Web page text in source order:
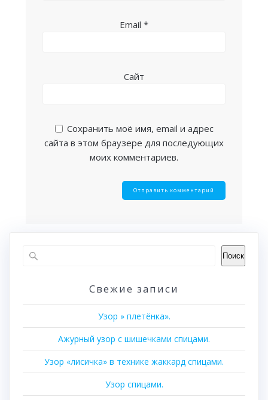
Email *
Сайт
Сохранить моё имя, email и адрес
сайта в этом браузере для последующих
моих комментариев.
Поиск
Свежие записи
Узор » плетёнка».
Ажурный узор с шишечками спицами.
Узор «лисичка» в технике жаккард спицами.
Узор спицами.